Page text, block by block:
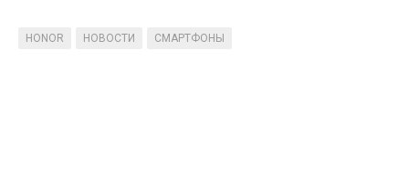
HONOR НОВОСТИ СМАРТФОНЫ